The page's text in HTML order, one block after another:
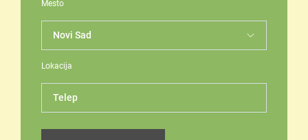
Mesto
Lokacija
Telep